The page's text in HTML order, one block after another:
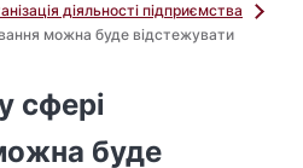
діяльності підприємства
можна буде відстежувати
сфері
буде